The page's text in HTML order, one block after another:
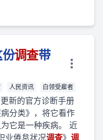
调查带
人民资讯 白领受雇者
新的官方诊断手册
分类》，将它看作
它是一种疾病。 近
业倦怠状况调查》 调